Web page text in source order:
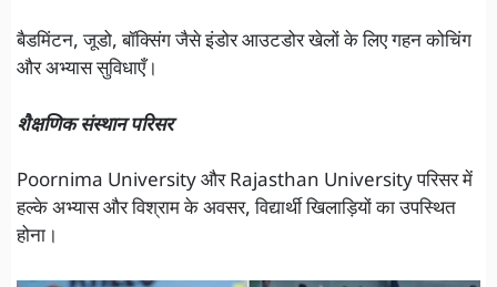
बैडमिंटन, जूडो, बॉक्सिंग जैसे इंडोर आउटडोर खेलों के लिए गहन कोचिंग
और अभ्यास सुविधाएँ।
शैक्षणिक संस्थान परिसर
Poornima University और Rajasthan University परिसर में
हल्के अभ्यास और विश्राम के अवसर, विद्यार्थी खिलाड़ियों का उपस्थित
होना।